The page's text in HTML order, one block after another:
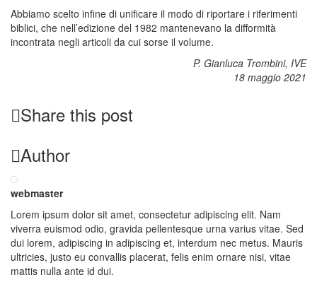
Abbiamo scelto infine di unificare il modo di riportare i riferimenti
biblici, che nell’edizione del 1982 mantenevano la difformità
incontrata negli articoli da cui sorse il volume.
P. Gianluca Trombini, IVE
18 maggio 2021
Share this post
Author
webmaster
Lorem ipsum dolor sit amet, consectetur adipiscing elit. Nam
viverra euismod odio, gravida pellentesque urna varius vitae. Sed
dui lorem, adipiscing in adipiscing et, interdum nec metus. Mauris
ultricies, justo eu convallis placerat, felis enim ornare nisi, vitae
mattis nulla ante id dui.